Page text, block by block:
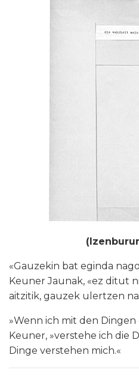
«Gauzekin bat eginda
Keuner Jaunak, «ez ditut
aitzitik, gauzek ulertzen
»Wenn ich mit den Dingen
Keuner, »verstehe ich die
Dinge verstehen mich.«